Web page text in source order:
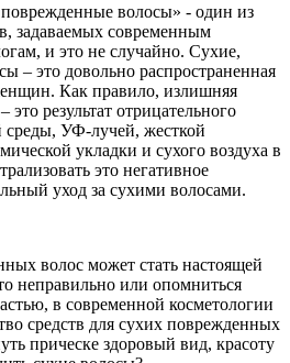
поврежденные волосы» - один из
задаваемых современным
и это не случайно. Сухие,
– это довольно распространенная
Как правило, излишняя
это результат отрицательного
УФ-лучей, жесткой
укладки и сухого воздуха в
это негативное
уход за сухими волосами.
волос может стать настоящей
неправильно или опомниться
в современной косметологии
средств для сухих поврежденных
прическе здоровый вид, красоту